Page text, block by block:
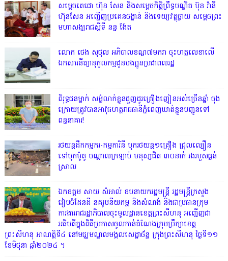
សម្តេចតេជោ ហ៊ុន សែន និងសម្ដេចកិត្តិព្រឹទ្ធបណ្ឌិត ប៊ុន រ៉ានី
ហ៊ុនសែន អញ្ជើញប្រគេនចង្ហាន់ និងទេយ្យវត្ថុថ្វាយ សម្តេចព្រះ
មហាសង្ឃរាជស្តីទី នន្ទ ង៉ែត
លោក ថេង សុថុល អភិបាលខណ្ឌ៧មករា ចុះហត្ថលេខាលើ
ឯកសារនីត្យានុកូលកម្មជូនបងប្អូនប្រជាពលរដ្ឋ
ពិរុទ្ធ​ជនម្នាក់ សម្ងំលាក់ខ្លួនជួញដូរគ្រឿងញៀនអស់ច្រើនឆ្នាំ ចុង
ក្រោយត្រូវបានអាវុធហត្ថរាជធានីភ្នំពេញឃាត់ខ្លួនបញ្ជូនទៅ
ពន្ធនាគារ!
រថយន្តដឹកកម្មករ-កម្មការិនី បុករថយន្ត១គ្រឿង ជ្រុលល្បឿន
ទៅបុកម៉ូតូ បណ្តាលក្រឡាប់ មនុស្សជិត ៣០នាក់ រងរបួសធ្ងន់
ស្រាល
ឯកឧត្តម សាយ សំអាល់ ឧបនាយករដ្ឋមន្ត្រី រដ្ឋមន្ត្រីក្រសួង
រៀបចំដែនដី នគរូបនីយកម្ម និងសំណង់ និងជាប្រធានក្រុម
ការងាររាជរដ្ឋាភិបាលចុះមូលដ្ឋានខេត្តព្រះសីហនុ អញ្ជើញជា
អធិបតីក្នុងពិធីប្រកាសចូលកាន់តំណែងក្រុមប្រឹក្សាខេត្ត
ព្រះសីហនុ អាណត្តិទី៤ នៅមជ្ឈមណ្ឌលមង្គលសេដ្ឋាច័ន្ទ ក្រុងព្រះសីហនុ ថ្ងៃទី១១
ខែមិថុនា ឆ្នាំ២០២៤ ។